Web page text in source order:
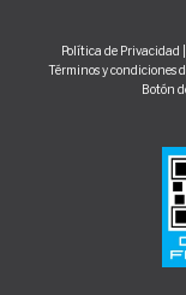
Política de Privacidad
Términos y condiciones
Botón